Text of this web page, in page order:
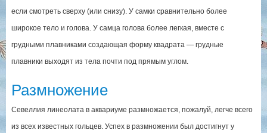
если смотреть сверху (или снизу). У самки сравнительно более
широкое тело и голова. У самца голова более легкая, вместе с
грудными плавниками создающая форму квадрата — грудные
плавники выходят из тела почти под прямым углом.
Размножение
Севеллия линеолата в аквариуме размножается, пожалуй, легче всего
из всех известных гольцев. Успех в размножении был достигнут у